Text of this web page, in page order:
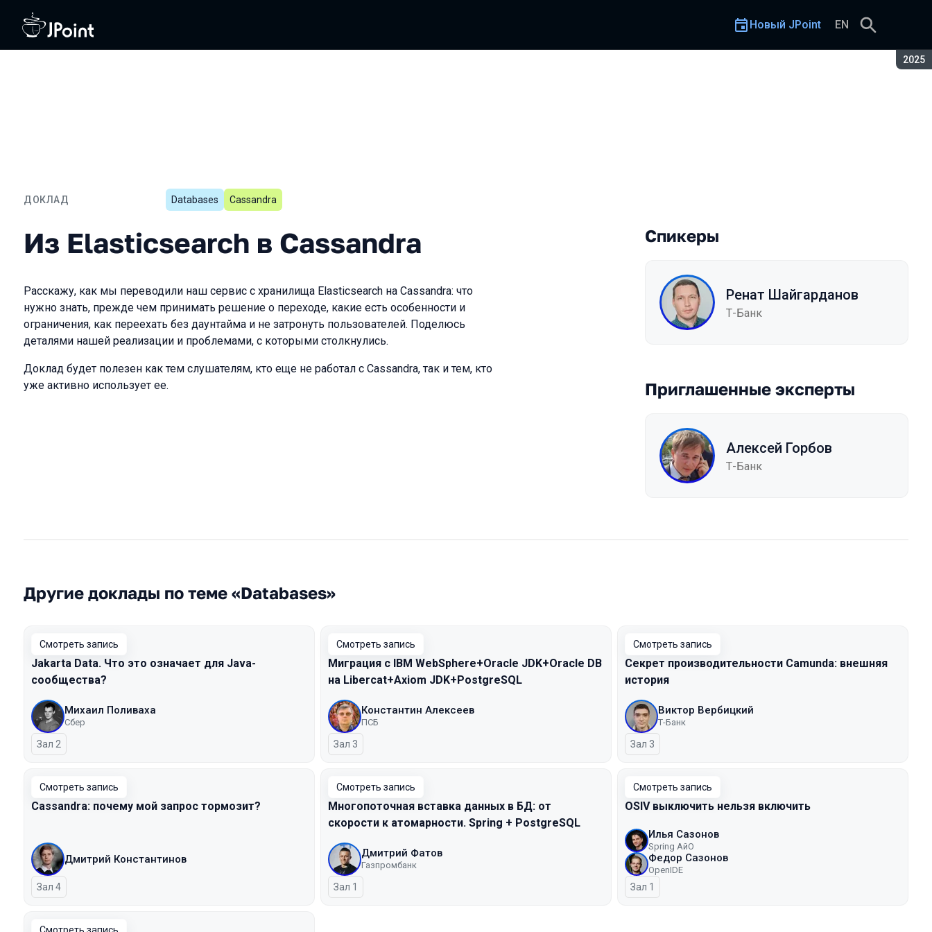
2025
Новый JPoint EN
ДОКЛАД
Из Elasticsearch в Cassandra
Databases Cassandra
Из Elasticsearch в Cassandra
Расскажу, как мы переводили наш сервис с хранилища Elasticsearch на Cassandra: что
нужно знать, прежде чем принимать решение о переходе, какие есть особенности и
ограничения, как переехать без даунтайма и не затронуть пользователей. Поделюсь
деталями нашей реализации и проблемами, с которыми столкнулись.
Доклад будет полезен как тем слушателям, кто еще не работал с Cassandra, так и тем, кто
уже активно использует ее.
Спикеры
Ренат Шайгарданов
Т-Банк
Приглашенные эксперты
Алексей Горбов
Т-Банк
Другие доклады по теме «Databases»
Смотреть запись
Jakarta Data. Что это означает для Java-
сообщества?
Михаил Поливаха
Сбер
Зал 2
Смотреть запись
Миграция с IBM WebSphere+Oracle JDK+Oracle DB
на Libercat+Axiom JDK+PostgreSQL
Константин Алексеев
ПСБ
Зал 3
Смотреть запись
Секрет производительности Camunda: внешняя
история
Виктор Вербицкий
Т-Банк
Зал 3
Смотреть запись
Cassandra: почему мой запрос тормозит?
Дмитрий Константинов
Зал 4
Смотреть запись
Многопоточная вставка данных в БД: от
скорости к атомарности. Spring + PostgreSQL
Дмитрий Фатов
Газпромбанк
Зал 1
Смотреть запись
OSIV выключить нельзя включить
Илья Сазонов
Spring АйО
Федор Сазонов
OpenIDE
Зал 1